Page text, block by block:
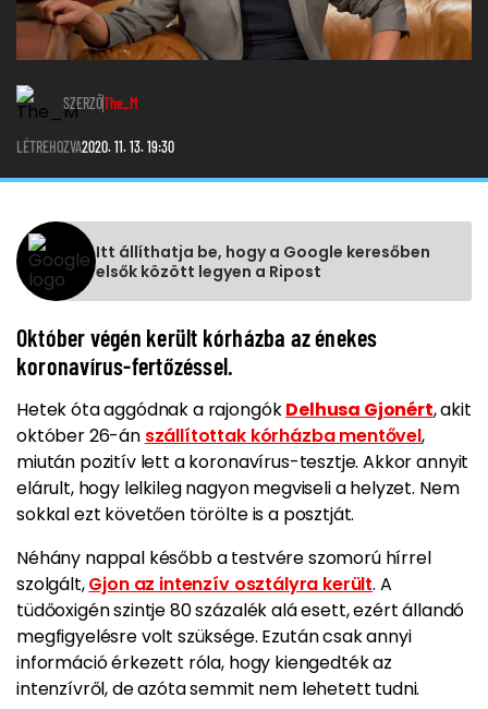
SZERZŐThe_M
LÉTREHOZVA2020. 11. 13. 19:30
Itt állíthatja be, hogy a Google keresőben
elsők között legyen a Ripost
Október végén került kórházba az énekes
koronavírus-fertőzéssel.
Hetek óta aggódnak a rajongókDelhusa Gjonért, akit
október 26-án szállítottak kórházba mentővel,
miután pozitív lett a koronavírus-tesztje. Akkor annyit
elárult, hogy lelkileg nagyon megviseli a helyzet. Nem
sokkal ezt követően törölte is a posztját.
Néhány nappal később a testvére szomorú hírrel
szolgált,Gjon az intenzív osztályra került. A
tüdőoxigén szintje 80 százalék alá esett, ezért állandó
megfigyelésre volt szüksége. Ezután csak annyi
információ érkezett róla, hogy kiengedték az
intenzívről, de azóta semmit nem lehetett tudni.